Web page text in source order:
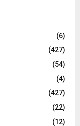
C
(6)
(427)
(54)
(4)
(427)
(22)
(12)